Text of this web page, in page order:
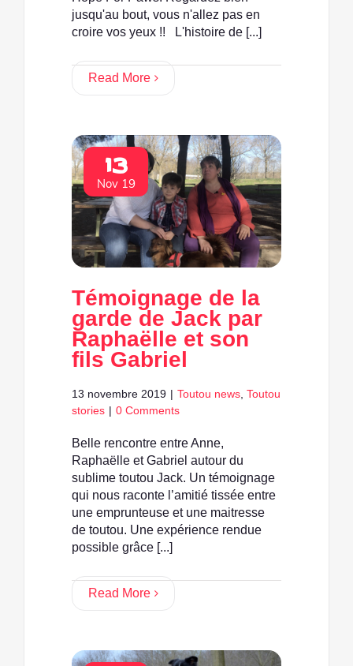
jusqu'au bout, vous n'allez pas en
croire vos yeux !! L'histoire de [...]
Read More
13
Nov 19
Témoignage de la
garde de Jack par
Raphaëlle et son
fils Gabriel
13 novembre 2019 | Toutou news, Toutou
stories | 0 Comments
Belle rencontre entre Anne,
Raphaëlle et Gabriel autour du
sublime toutou Jack. Un témoignage
qui nous raconte l’amitié tissée entre
une emprunteuse et une maitresse
de toutou. Une expérience rendue
possible grâce [...]
Read More